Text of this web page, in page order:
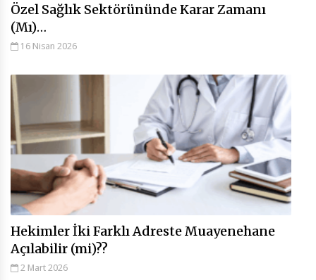
Özel Sağlık Sektörününde Karar Zamanı
(Mı)…
16 Nisan 2026
Hekimler İki Farklı Adreste Muayenehane
Açılabilir (mi)??
2 Mart 2026